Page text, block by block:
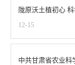
陇原沃土植初心
12-15
中共甘肃省农业科